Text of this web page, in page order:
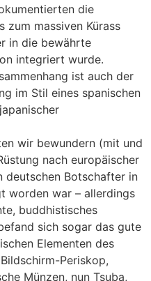
die
zum massiven Kürass
in die bewährte
integriert wurde.
ist auch der
im Stil eines spanischen
wir bewundern (mit und
nach europäischer
deutschen Botschafter in
worden war – allerdings
buddhistisches
sich sogar das gute
Elementen des
Periskop,
Münzen, nun Tsuba,